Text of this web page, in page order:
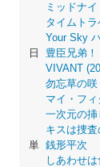
ミッドナ
タイムト
Your Sky
日
豊臣兄弟！
VIVANT
勿忘草の咲
マイ・フ
一次元の挿
キスは捜
単 銭形平次
しあわせ